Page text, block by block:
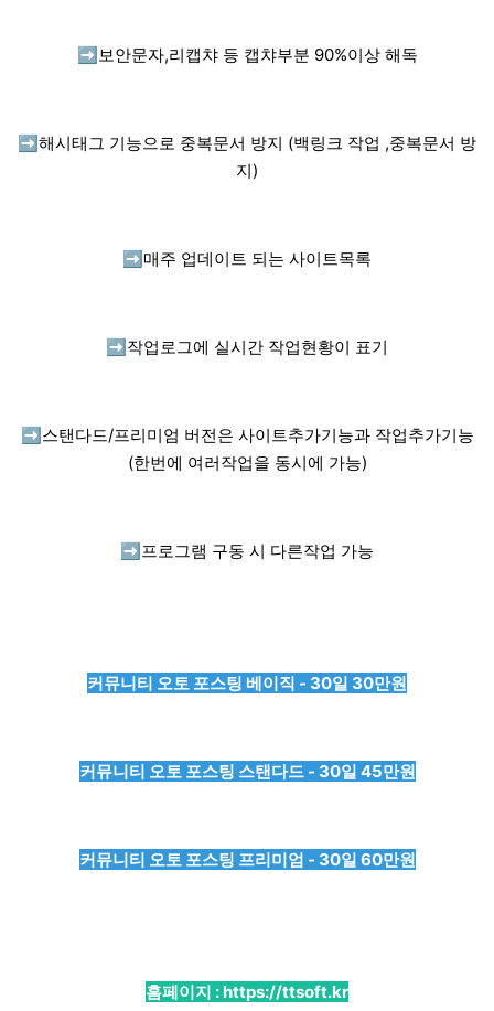
➡️ 보안문자,리캡챠 등 캡챠부분 90%이상 해독
➡️ 해시태그 기능으로 중복문서 방지 (백링크 작업 ,중복문서 방
지)
➡️ 매주 업데이트 되는 사이트목록
➡️ 작업로그에 실시간 작업현황이 표기
➡️ 스탠다드/프리미엄 버전은 사이트추가기능과 작업추가기능
(한번에 여러작업을 동시에 가능)
➡️ 프로그램 구동 시 다른작업 가능
커뮤니티 오토 포스팅 베이직 - 30일 30만원
커뮤니티 오토 포스팅 스탠다드 - 30일 45만원
커뮤니티 오토 포스팅 프리미엄 - 30일 60만원
홈페이지 :https://ttsoft.kr